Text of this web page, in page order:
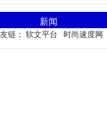
新闻
友链： 软文平台 时尚速度网